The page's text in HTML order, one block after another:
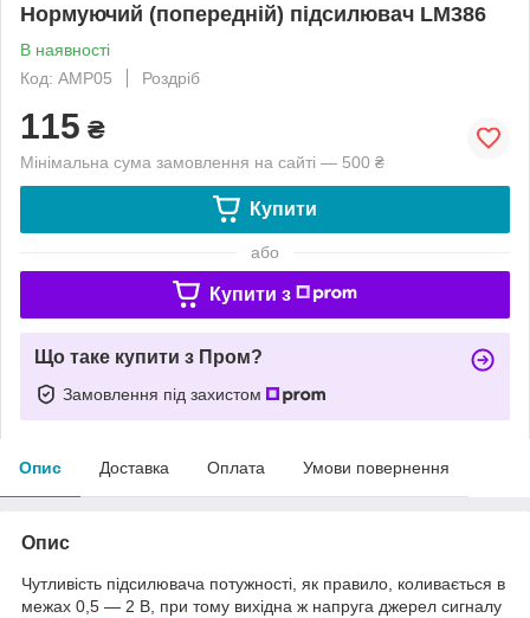
Нормуючий (попередній) підсилювач LM386
В наявності
Код: AMP05
Роздріб
115 ₴
Мінімальна сума замовлення на сайті — 500 ₴
Купити
або
Купити з
Що таке купити з Пром?
Замовлення під захистом
Опис Доставка Оплата Умови повернення
Опис
Чутливість підсилювача потужності, як правило, коливається в
межах 0,5 ― 2 В, при тому вихідна ж напруга джерел сигналу